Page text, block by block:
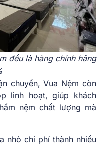
đều là hàng chính hãng
chuyển, Vua Nệm còn
linh hoạt, giúp khách
nệm chất lượng mà
nhỏ chi phí thành nhiều